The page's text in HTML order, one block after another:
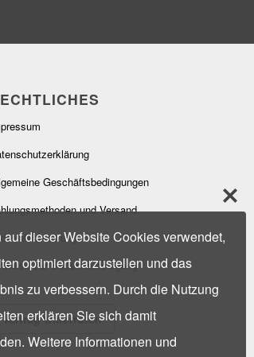
Geschäftsbedingungen
und Versand
zur Batterieentsorgung
Vertrag widerrufen
auf dieser Website Cookies verwendet,
optimiert darzustellen und das
zu verbessern. Durch die Nutzung
erklären Sie sich damit
Weitere Informationen und